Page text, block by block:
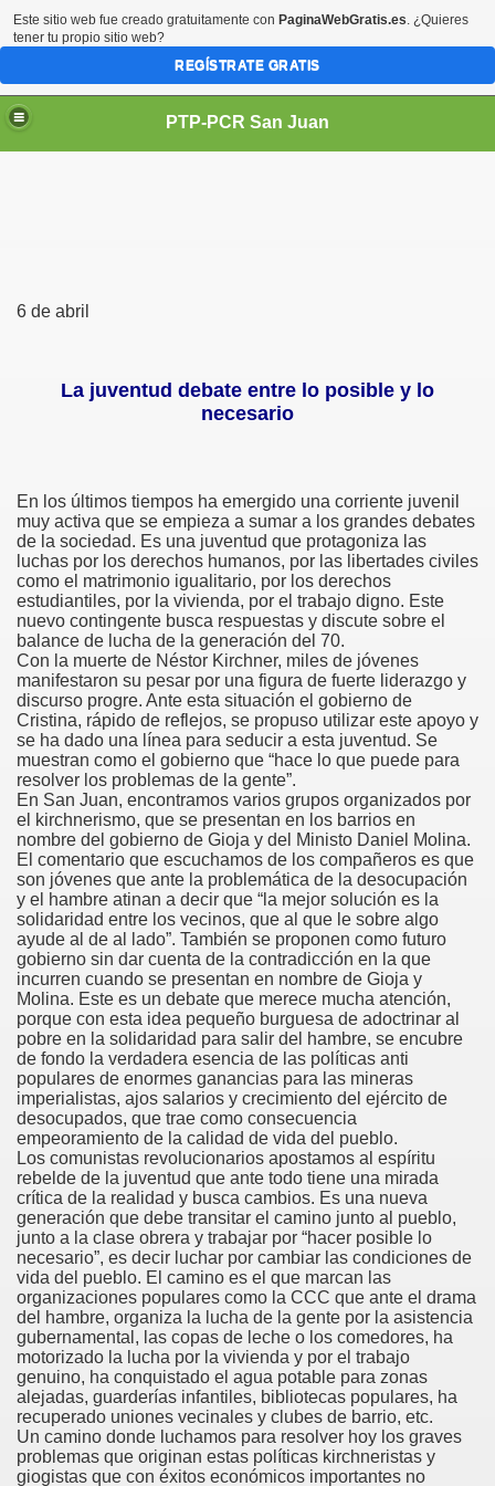
PTP-PCR San Juan
6 de abril
La juventud debate entre lo posible y lo
necesario
En los últimos tiempos ha emergido una corriente juvenil
muy activa que se empieza a sumar a los grandes debates
de la sociedad. Es una juventud que protagoniza las
luchas por los derechos humanos, por las libertades civiles
como el matrimonio igualitario, por los derechos
estudiantiles, por la vivienda, por el trabajo digno. Este
nuevo contingente busca respuestas y discute sobre el
balance de lucha de la generación del 70.
Con la muerte de Néstor Kirchner, miles de jóvenes
manifestaron su pesar por una figura de fuerte liderazgo y
discurso progre. Ante esta situación el gobierno de
Cristina, rápido de reflejos, se propuso utilizar este apoyo y
se ha dado una línea para seducir a esta juventud. Se
muestran como el gobierno que “hace lo que puede para
resolver los problemas de la gente”.
En San Juan, encontramos varios grupos organizados por
el kirchnerismo, que se presentan en los barrios en
nombre del gobierno de Gioja y del Ministo Daniel Molina.
El comentario que escuchamos de los compañeros es que
son jóvenes que ante la problemática de la desocupación
y el hambre atinan a decir que “la mejor solución es la
solidaridad entre los vecinos, que al que le sobre algo
ayude al de al lado”. También se proponen como futuro
gobierno sin dar cuenta de la contradicción en la que
incurren cuando se presentan en nombre de Gioja y
Molina. Este es un debate que merece mucha atención,
porque con esta idea pequeño burguesa de adoctrinar al
pobre en la solidaridad para salir del hambre, se encubre
de fondo la verdadera esencia de las políticas anti
populares de enormes ganancias para las mineras
imperialistas, ajos salarios y crecimiento del ejército de
desocupados, que trae como consecuencia
empeoramiento de la calidad de vida del pueblo.
Los comunistas revolucionarios apostamos al espíritu
rebelde de la juventud que ante todo tiene una mirada
crítica de la realidad y busca cambios. Es una nueva
generación que debe transitar el camino junto al pueblo,
junto a la clase obrera y trabajar por “hacer posible lo
necesario”, es decir luchar por cambiar las condiciones de
vida del pueblo. El camino es el que marcan las
organizaciones populares como la CCC que ante el drama
del hambre, organiza la lucha de la gente por la asistencia
gubernamental, las copas de leche o los comedores, ha
motorizado la lucha por la vivienda y por el trabajo
genuino, ha conquistado el agua potable para zonas
alejadas, guarderías infantiles, bibliotecas populares, ha
recuperado uniones vecinales y clubes de barrio, etc.
Un camino donde luchamos para resolver hoy los graves
problemas que originan estas políticas kirchneristas y
giogistas que con éxitos económicos importantes no
Este sitio web fue creado gratuitamente con PaginaWebGratis.es. ¿Quieres
tener tu propio sitio web?
REGÍSTRATE GRATIS